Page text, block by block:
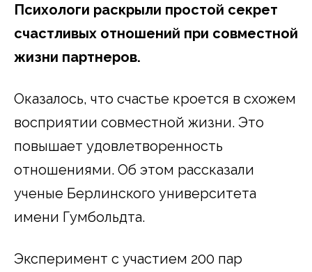
Психологи раскрыли простой секрет
счастливых отношений при совместной
жизни партнеров.
Оказалось, что счастье кроется в схожем
восприятии совместной жизни. Это
повышает удовлетворенность
отношениями. Об этом рассказали
ученые Берлинского университета
имени Гумбольдта.
Эксперимент с участием 200 пар